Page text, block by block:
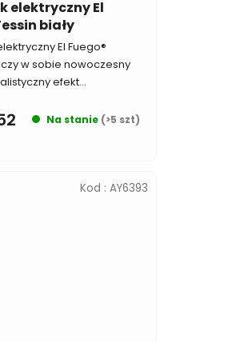
elektryczny El
biały
Na stanie (>5 szt)
El Fuego®
w sobie nowoczesny
efekt...
Kod : AY6393